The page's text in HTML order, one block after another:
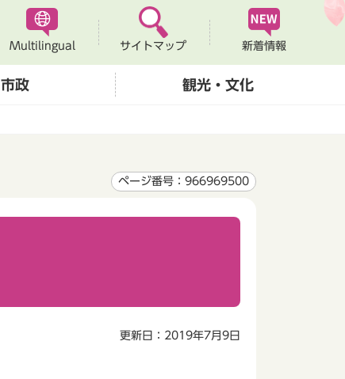
Multilingual サイトマップ 新着情報
市政 観光・文化
ページ番号：966969500
更新日：2019年7月9日